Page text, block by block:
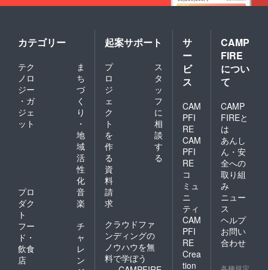
カテゴリー
テク
ノロ
ジー
・ガ
ジェ
ット
ま
ち
づ
く
り
・
地
域
活
性
化
プロ
ダク
ト
音
楽
フー
ド・
飲食
店
チ
ャ
レ
ン
起案サポート
プ
ロ
ジ
ェ
ク
ト
を
作
る
ス
タ
ッ
フ
に
相
談
す
る
資
料
請
求
クラウドファ
ンディングの
ノウハウを無
料で学ぼう
サ
ー
ビ
ス
CAM
PFI
RE
CAM
PFI
RE
コ
ミュ
ニ
ティ
CAM
PFI
RE
Crea
tion
CAMP
FIRE
につい
て
CAMP
FIREと
は
あんし
ん・安
全への
取り組
み
ニュー
ス
ヘルプ
お問い
合わせ
各種規定